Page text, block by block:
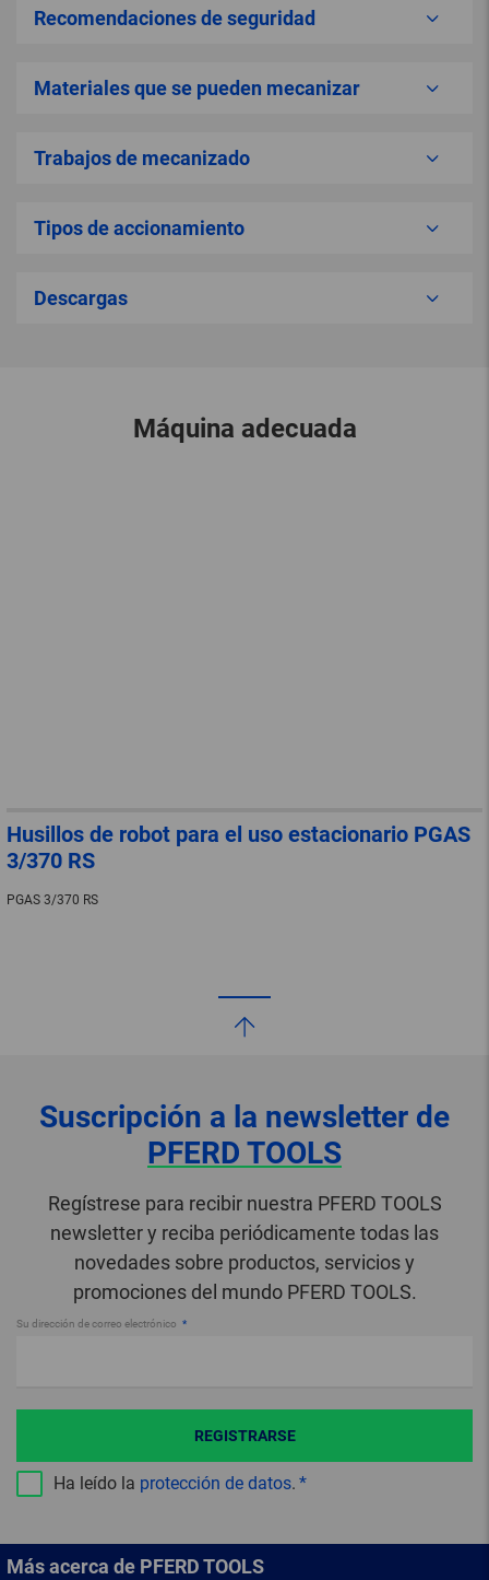
Recomendaciones de seguridad
Materiales que se pueden mecanizar
Trabajos de mecanizado
Tipos de accionamiento
Descargas
Máquina adecuada
Husillos de robot para el uso estacionario PGAS
3/370 RS
PGAS 3/370 RS
Suscripción a la newsletter de
PFERD TOOLS
Regístrese para recibir nuestra PFERD TOOLS
newsletter y reciba periódicamente todas las
novedades sobre productos, servicios y
promociones del mundo PFERD TOOLS.
Su dirección de correo electrónico
Ha leído la protección de datos.
REGISTRARSE
Más acerca de PFERD TOOLS